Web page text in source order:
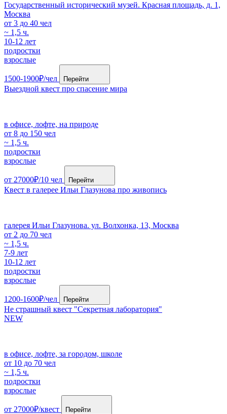
Государственный исторический музей. Красная площадь, д. 1,
Москва
от 3 до 40 чел
~ 1,5 ч.
10-12 лет
подростки
взрослые
1500-1900₽/чел Перейти
Выездной квест про спасение мира
в офисе, лофте, на природе
от 8 до 150 чел
~ 1,5 ч.
подростки
взрослые
от 27000₽/10 чел Перейти
Квест в галерее Ильи Глазунова про живопись
галерея Ильи Глазунова. ул. Волхонка, 13, Москва
от 2 до 70 чел
~ 1,5 ч.
7-9 лет
10-12 лет
подростки
взрослые
1200-1600₽/чел Перейти
Не страшный квест "Секретная лаборатория"
NEW
в офисе, лофте, за городом, школе
от 10 до 70 чел
~ 1,5 ч.
подростки
взрослые
от 27000₽/квест Перейти